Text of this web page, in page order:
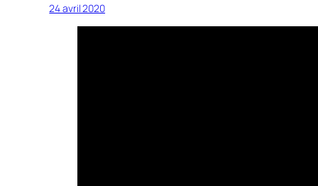
24 avril 2020